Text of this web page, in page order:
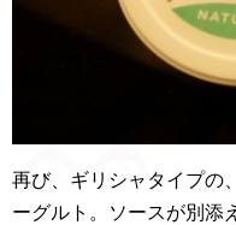
再び、ギリシャタイプの
ーグルト。ソースが別添